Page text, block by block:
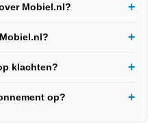
Mobiel.nl?
klachten?
op?